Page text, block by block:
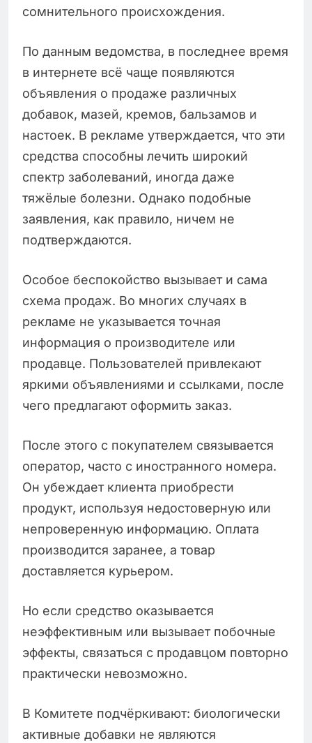
сомнительного происхождения.
По данным ведомства, в последнее время
в интернете всё чаще появляются
объявления о продаже различных
добавок, мазей, кремов, бальзамов и
настоек. В рекламе утверждается, что эти
средства способны лечить широкий
спектр заболеваний, иногда даже
тяжёлые болезни. Однако подобные
заявления, как правило, ничем не
подтверждаются.
Особое беспокойство вызывает и сама
схема продаж. Во многих случаях в
рекламе не указывается точная
информация о производителе или
продавце. Пользователей привлекают
яркими объявлениями и ссылками, после
чего предлагают оформить заказ.
После этого с покупателем связывается
оператор, часто с иностранного номера.
Он убеждает клиента приобрести
продукт, используя недостоверную или
непроверенную информацию. Оплата
производится заранее, а товар
доставляется курьером.
Но если средство оказывается
неэффективным или вызывает побочные
эффекты, связаться с продавцом повторно
практически невозможно.
В Комитете подчёркивают: биологически
активные добавки не являются